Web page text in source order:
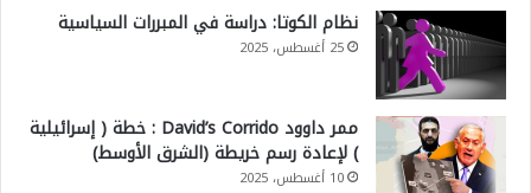
نظام الكوتا: دراسة في المبررات السياسية
25 أغسطس، 2025
ممر داوود David’s Corrido : خطة ( إسرائيلية
) لإعادة رسم خريطة (الشرق الأوسط)
10 أغسطس، 2025